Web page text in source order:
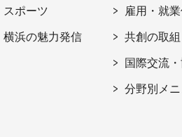
スポーツ
横浜の魅力発信
雇用・就
共創の取組
国際交流
分野別メ